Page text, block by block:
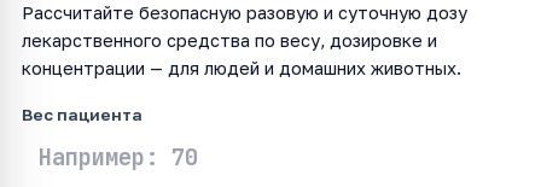
Рассчитайте безопасную разовую и суточную дозу
лекарственного средства по весу, дозировке и
концентрации — для людей и домашних животных.
Вес пациента